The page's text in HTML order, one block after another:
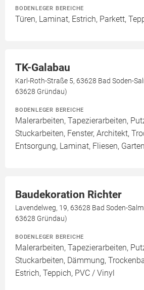
BODENLEGER BEREICHE
Türen, Laminat, Estrich, Parkett,
TK-Galabau
Karl-Roth-Straße 5, 63628 Bad Soden-
63628 Gründau)
BODENLEGER BEREICHE
Malerarbeiten, Tapezierarbeiten,
Stuckarbeiten, Fenster, Architekt,
Entsorgung, Laminat, Fliesen,
Baudekoration Richter
Lavendelweg, 19, 63628 Bad Soden-
63628 Gründau)
BODENLEGER BEREICHE
Malerarbeiten, Tapezierarbeiten,
Stuckarbeiten, Dämmung,
Estrich, Teppich, PVC / Vinyl